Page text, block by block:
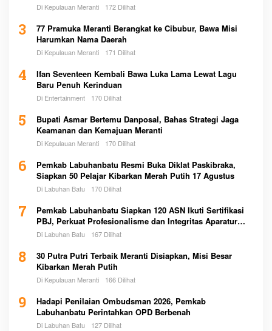
Di Kepulauan Meranti 172 Dilihat
3
77 Pramuka Meranti Berangkat ke Cibubur, Bawa Misi
Harumkan Nama Daerah
Di Kepulauan Meranti 171 Dilihat
4
Ifan Seventeen Kembali Bawa Luka Lama Lewat Lagu
Baru Penuh Kerinduan
Di Entertainment 170 Dilihat
5
Bupati Asmar Bertemu Danposal, Bahas Strategi Jaga
Keamanan dan Kemajuan Meranti
Di Kepulauan Meranti 170 Dilihat
6
Pemkab Labuhanbatu Resmi Buka Diklat Paskibraka,
Siapkan 50 Pelajar Kibarkan Merah Putih 17 Agustus
Di Labuhan Batu 170 Dilihat
7
Pemkab Labuhanbatu Siapkan 120 ASN Ikuti Sertifikasi
PBJ, Perkuat Profesionalisme dan Integritas Aparatur
Pemerintah
Di Labuhan Batu 167 Dilihat
8
30 Putra Putri Terbaik Meranti Disiapkan, Misi Besar
Kibarkan Merah Putih
Di Kepulauan Meranti 166 Dilihat
9
Hadapi Penilaian Ombudsman 2026, Pemkab
Labuhanbatu Perintahkan OPD Berbenah
Di Labuhan Batu 127 Dilihat